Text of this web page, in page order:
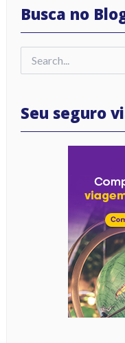
Busca no
Pesquisar
por:
Seu seguro